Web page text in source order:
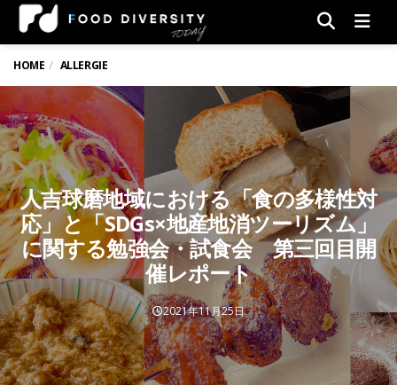
HOME ALLERGIE
人吉球磨地域における「食の多様性対
応」と「SDGs×地産地消ツーリズム」
に関する勉強会・試食会 第三回目開
催レポート
2021年11月25日